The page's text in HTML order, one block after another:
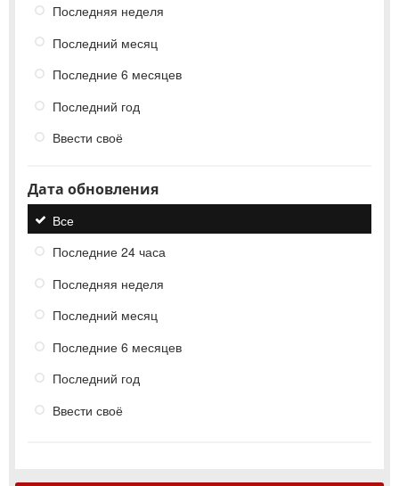
Последняя неделя
Последний месяц
Последние 6 месяцев
Последний год
Ввести своё
Дата обновления
Все
Последние 24 часа
Последняя неделя
Последний месяц
Последние 6 месяцев
Последний год
Ввести своё